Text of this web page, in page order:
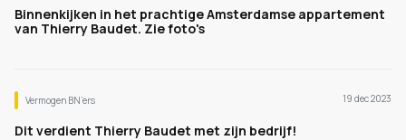
Binnenkijken in het prachtige Amsterdamse appartement
van Thierry Baudet. Zie foto's
Vermogen BN’ers 19 dec 2023
Dit verdient Thierry Baudet met zijn bedrijf!